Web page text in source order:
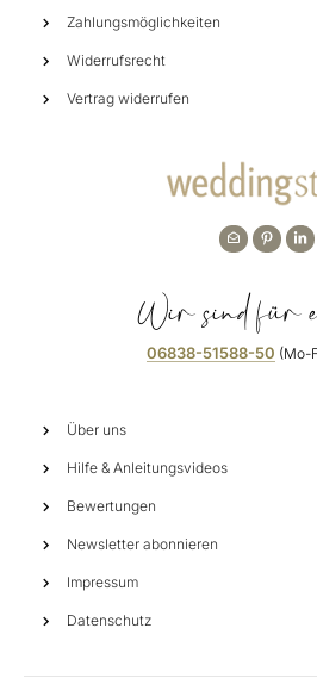
Zahlungsmöglichkeiten
Widerrufsrecht
Vertrag widerrufen
Wir sind für
06838-51588-50 (Mo-
Über uns
Hilfe & Anleitungsvideos
Bewertungen
Newsletter abonnieren
Impressum
Datenschutz